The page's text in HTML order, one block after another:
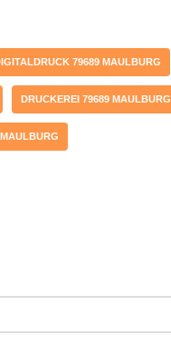
79689 MAULBURG
DRUCKEREI 79689 MAULBURG